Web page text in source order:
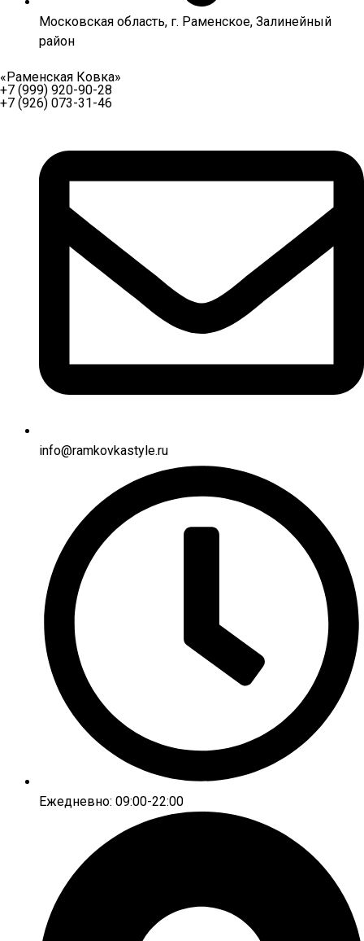
Московская область, г. Раменское, Залинейный
район
«Раменская Ковка»
+7 (999) 920-90-28
+7 (926) 073-31-46
info@ramkovkastyle.ru
Ежедневно: 09:00-22:00